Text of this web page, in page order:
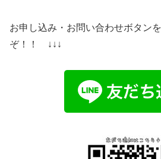
お申し込み・お問い合わせボタン
ぞ！！ ↓↓↓